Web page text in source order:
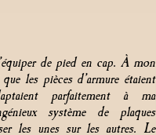
de pied en cap. À mon
les pièces d’armure étaient
parfaitement à ma
système de plaques
les unes sur les autres. Le